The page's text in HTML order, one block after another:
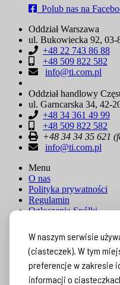
W naszym serwisie
(ciasteczek). W tym
preferencje w zakresie
informacji o
Polub nas na
Oddział Warszawa
ul. Bukowiecka 92, 03-
+48 22 743 86 88
+48 509 822 582
info@ti.com.pl
Oddział handlowy
ul. Garncarska 34, 42-
+48 34 361 49 99
+48 509 822 582
+48 34 34 35 621
info@ti.com.pl
Menu
O nas
Polityka prywatności
Regulamin
Ogłoszenia Spółki
Współpraca B2B
Blog
Odzyskiwanie danych
Kariera
Kontakt